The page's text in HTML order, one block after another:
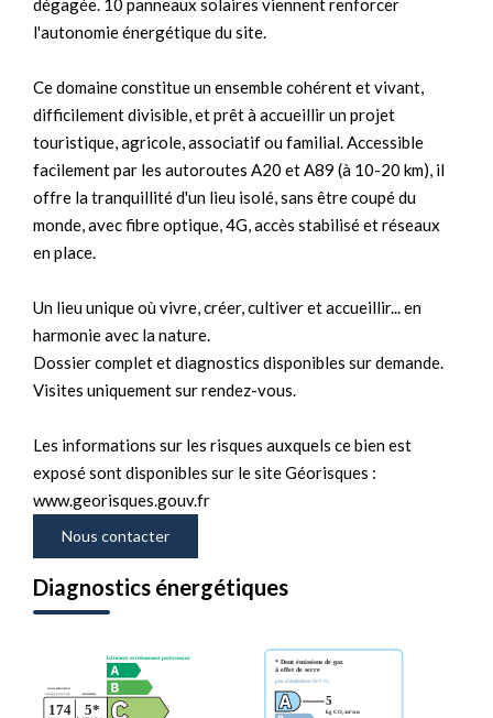
dégagée. 10 panneaux solaires viennent renforcer
l'autonomie énergétique du site.
Ce domaine constitue un ensemble cohérent et vivant,
difficilement divisible, et prêt à accueillir un projet
touristique, agricole, associatif ou familial. Accessible
facilement par les autoroutes A20 et A89 (à 10-20 km), il
offre la tranquillité d'un lieu isolé, sans être coupé du
monde, avec fibre optique, 4G, accès stabilisé et réseaux
en place.
Un lieu unique où vivre, créer, cultiver et accueillir... en
harmonie avec la nature.
Dossier complet et diagnostics disponibles sur demande.
Visites uniquement sur rendez-vous.
Les informations sur les risques auxquels ce bien est
exposé sont disponibles sur le site Géorisques :
www.georisques.gouv.fr
Nous contacter
Diagnostics énergétiques